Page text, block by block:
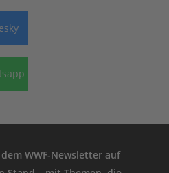
WWF-Newsletter auf